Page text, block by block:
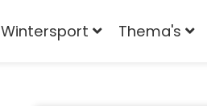
Wintersport Thema's